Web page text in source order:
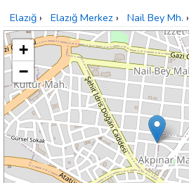
Elazığ › Elazığ Merkez › Nail Bey Mh. ›
+
−